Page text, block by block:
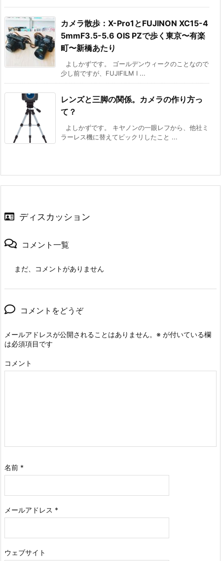
カメラ散歩：X-Pro1とFUJINON XC15-4
5mmF3.5-5.6 OIS PZで歩く東京〜有楽
町〜新橋あたり
よしかずです。 ゴールデンウィークのことなので
少し前ですが、FUJIFILM I ...
レンズと三脚の関係。カメラの作り方っ
て？
よしかずです。 キヤノンの一眼レフから、他社ミ
ラーレス機に替えてビックリしたこと ...
ディスカッション
コメント一覧
まだ、コメントがありません
コメントをどうぞ
メールアドレスが公開されることはありません。 ※ が付いている欄
は必須項目です
コメント
名前 *
メールアドレス *
ウェブサイト